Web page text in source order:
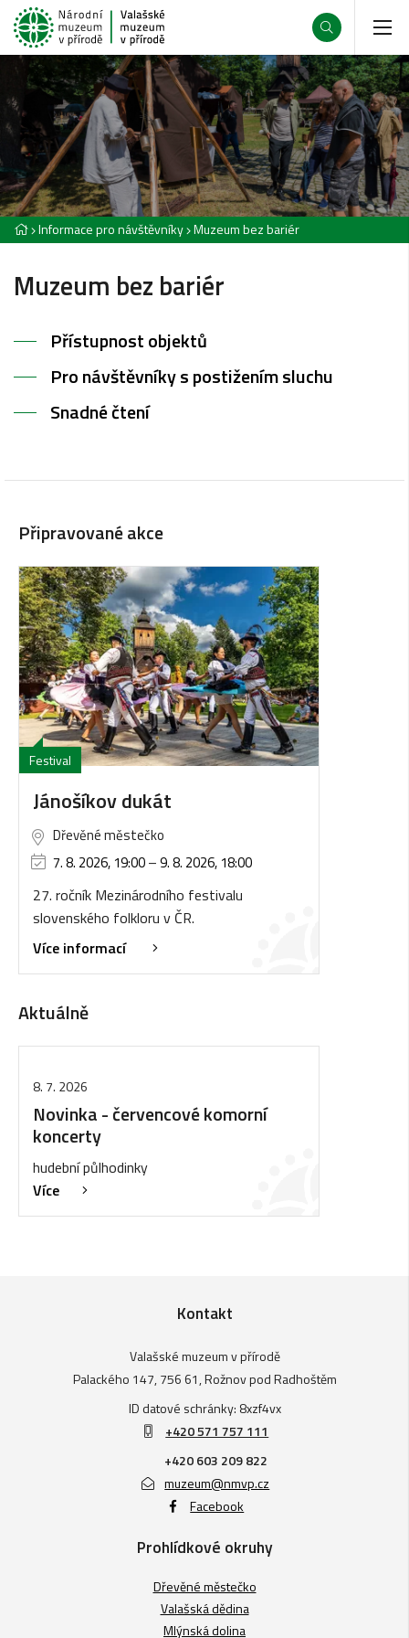
Informace pro návštěvníky Muzeum bez bariér
Muzeum bez bariér
Přístupnost objektů
Pro návštěvníky s postižením sluchu
Snadné čtení
Připravované akce
Festival
Jánošíkov dukát
Dřevěné městečko
7. 8. 2026, 19:00–9. 8. 2026, 18:00
27. ročník Mezinárodního festivalu
slovenského folkloru v ČR.
Více informací
Aktuálně
8. 7. 2026
Novinka - červencové komorní
koncerty
hudební půlhodinky
Více
Kontakt
Valašské muzeum v přírodě
Palackého 147, 756 61, Rožnov pod Radhoštěm
ID datové schránky: 8xzf4vx
+420 571 757 111
+420 603 209 822
muzeum@nmvp.cz
Facebook
Prohlídkové okruhy
Dřevěné městečko
Valašská dědina
Mlýnská dolina